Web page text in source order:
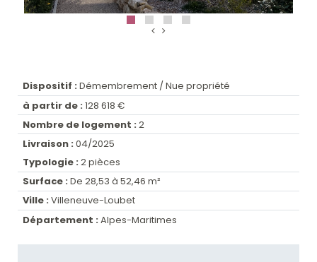
Dispositif : Démembrement / Nue propriété
à partir de : 128 618 €
Nombre de logement : 2
Livraison : 04/2025
Typologie : 2 pièces
Surface : De 28,53 à 52,46 m²
Ville : Villeneuve-Loubet
Département : Alpes-Maritimes